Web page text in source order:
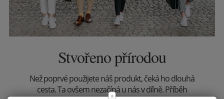
Stvořeno přírodou
Než poprvé použijete náš produkt, čeká ho dlouhá
cesta. Ta ovšem nezačíná u nás v dílně. Příběh